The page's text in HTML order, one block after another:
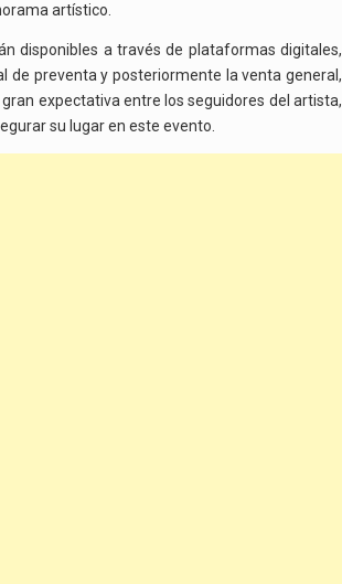
artístico.
disponibles a través de plataformas digitales,
de preventa y posteriormente la venta general,
gran expectativa entre los seguidores del artista,
su lugar en este evento.